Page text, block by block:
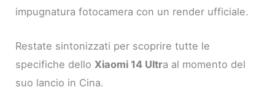
impugnatura fotocamera con un render ufficiale.
Restate sintonizzati per scoprire tutte le
specifiche dello Xiaomi 14 Ultra al momento del
suo lancio in Cina.